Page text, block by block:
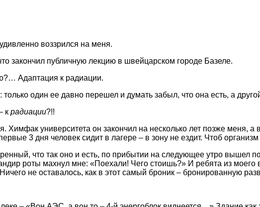
воззрился на меня.
закончил публичную лекцию в швейцарском городе Базеле.
Адаптация к радиации.
только один ее давно перешел и думать забыл, что она есть, а
к радиации?!!
университета он закончил на несколько лет позже меня, а
3 дня человек сидит в лагере – в зону не ездит. Чтоб
что так оно и есть, по прибытии на следующее утро вышел
роты махнул мне: «Поехали! Чего стоишь?» И ребята из
не оставалось, как в этот самый броник – бронированную